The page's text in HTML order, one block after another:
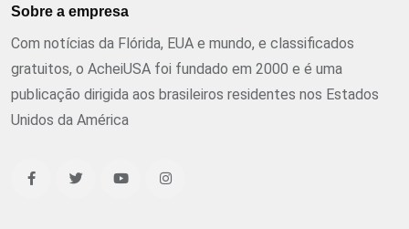
Sobre a empresa
Com notícias da Flórida, EUA e mundo, e classificados
gratuitos, o AcheiUSA foi fundado em 2000 e é uma
publicação dirigida aos brasileiros residentes nos Estados
Unidos da América